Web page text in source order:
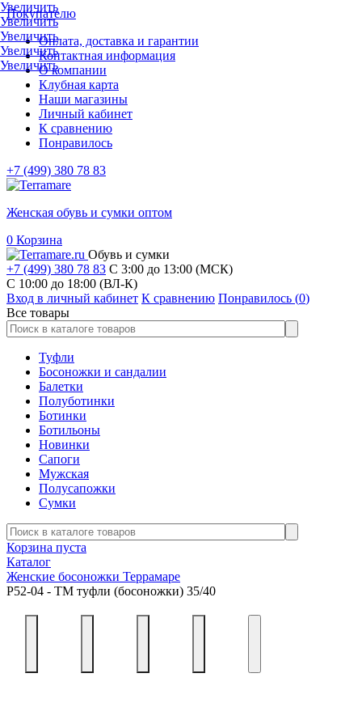
Покупателю
Оплата, доставка и гарантии
Контактная информация
О компании
Клубная карта
Наши магазины
Личный кабинет
К сравнению
Понравилось
+7 (499) 380 78 83
Женская обувь и сумки оптом
0 Корзина
Обувь и сумки
+7 (499) 380 78 83 С 3:00 до 13:00 (МСК)
C 10:00 до 18:00 (ВЛ-К)
Вход в личный кабинет К сравнению Понравилось (0)
Все товары
Туфли
Босоножки и сандалии
Балетки
Полуботинки
Ботинки
Ботильоны
Новинки
Сапоги
Мужская
Полусапожки
Сумки
Корзина пуста
Каталог
Женские босоножки Террамаре
Р52-04 - ТМ туфли (босоножки) 35/40
Увеличить
Увеличить
Увеличить
Увеличить
Увеличить